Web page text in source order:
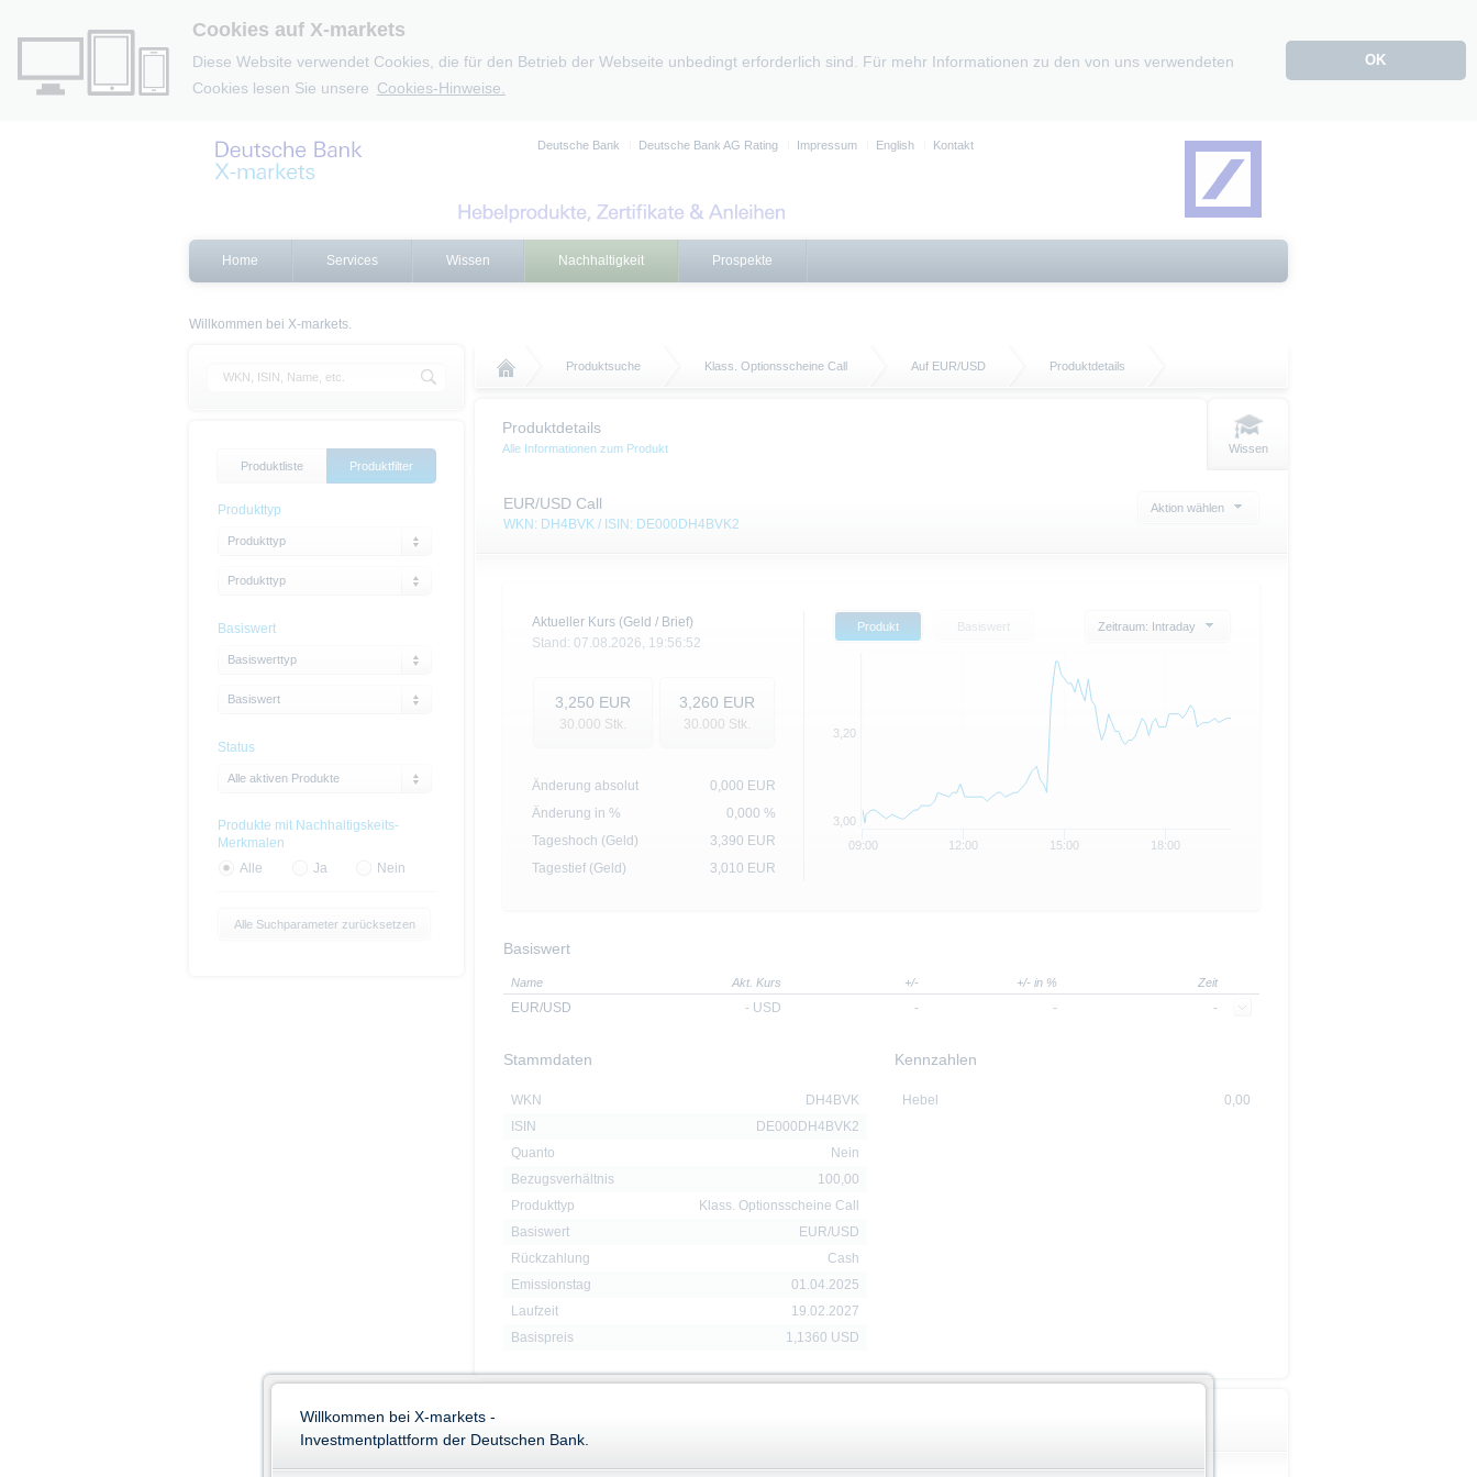
Cookies auf X-markets
Diese Website verwendet Cookies, die für den Betrieb der Webseite unbedingt erforderlich sind. Für mehr Informationen zu den von uns verwendeten
Cookies lesen Sie unsere Cookies-Hinweise.
OK
Deutsche Bank Deutsche Bank AG Rating Impressum English Kontakt
Home Services Wissen Nachhaltigkeit Prospekte
Willkommen bei X-markets.
Produktsuche Klass. Optionsscheine Call Auf EUR/USD Produktdetails
Produktdetails
Alle Informationen zum Produkt Wissen
EUR/USD Call
WKN: DH4BVK / ISIN: DE000DH4BVK2
Aktion wählen
Aktueller Kurs (Geld / Brief)
Stand: 07.08.2026, 19:56:52
3,250 EUR
30.000 Stk.
3,260 EUR
30.000 Stk.
Änderung absolut 0,000 EUR
Änderung in %
0,000 %
Tageshoch (Geld)
3,390 EUR
Tagestief (Geld)
3,010 EUR
Produkt Basiswert Zeitraum: Intraday
09:00 12:00 15:00 18:00
3,00
3,20
Basiswert
Name Akt. Kurs +/- +/- in % Zeit
EUR/USD - USD - - -
Stammdaten
WKN
DH4BVK
ISIN
DE000DH4BVK2
Quanto
Nein
Bezugsverhältnis
100,00
Produkttyp
Klass. Optionsscheine Call
Basiswert
EUR/USD
Rückzahlung
Cash
Emissionstag
01.04.2025
Laufzeit
19.02.2027
Basispreis
1,1360 USD
Kennzahlen
Hebel 0,00
Produktliste Produktfilter
Produkttyp
Produkttyp
Produkttyp
Basiswert
Basiswerttyp
Basiswert
Status
Alle aktiven Produkte
Produkte mit Nachhaltigskeits-
Merkmalen
Alle
Ja Nein
Alle Suchparameter zurücksetzen
Willkommen bei X-markets -
Investmentplattform der Deutschen Bank.